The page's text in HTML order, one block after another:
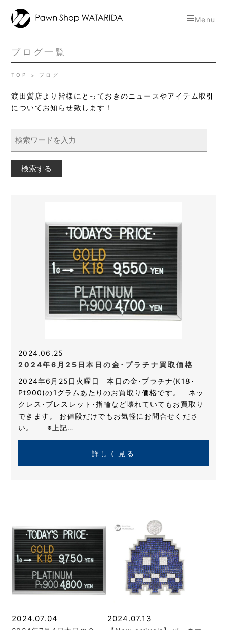
toggle
Menu
ブログ一覧
TOP ブログ
渡田質店より皆様にとっておきのニュースやアイテム取引
についてお知らせ致します！
2024.06.25
2024年6月25日本日の金･プラチナ買取価格
2024年6月25日火曜日 本日の金･プラチナ(K18･
Pt900)の1グラムあたりのお買取り価格です。 ネッ
クレス･ブレスレット･指輪など壊れていてもお買取り
できます。 お値段だけでもお気軽にお問合せくださ
い。 ※上記…
詳しく見る
2024.07.04 2024.07.13